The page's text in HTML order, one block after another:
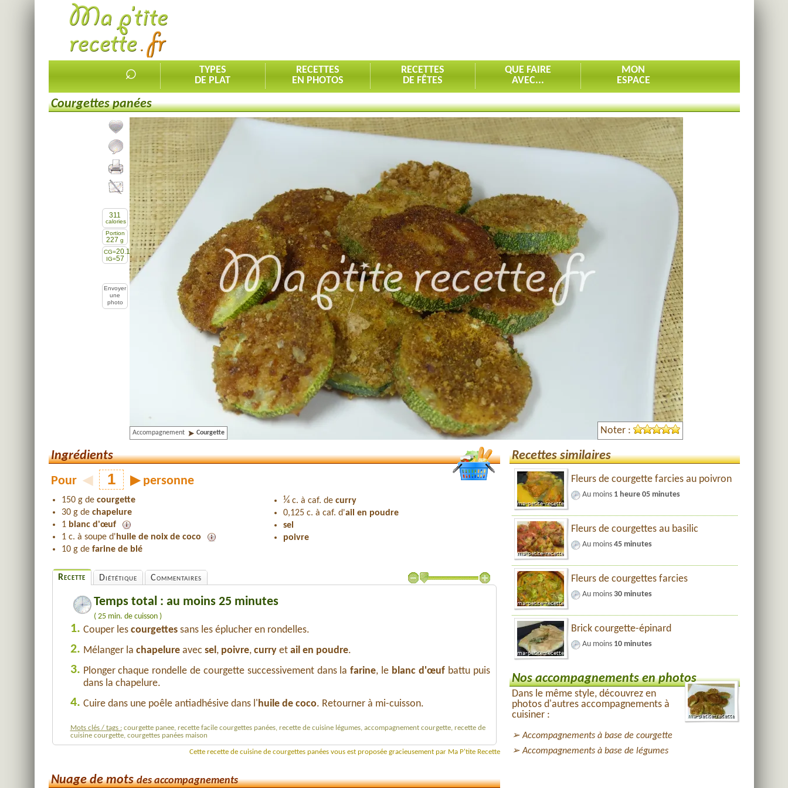
⌕
TYPES
DE PLAT
RECETTES
EN PHOTOS
RECETTES
DE FÊTES
QUE FAIRE
AVEC...
MON
ESPACE
Courgettes panées
Ajouter la recette à mes favorites
Commenter, noter la recette
Imprimer la recette
Partager cette recette
311
calories
Portion
227 g
CG=20.1
IG=57
Envoyer
une
photo
Accompagnement Courgette Noter :
Ingrédients
Pour ◀ ▶ personne
150 g de courgette
30 g de chapelure
1 blanc d'œuf
1 c. à soupe d' huile de noix de coco
10 g de farine de blé
¼c. à caf. de curry
0,125 c. à caf. d'ail en poudre
sel
poivre
Recette Diététique Commentaires
Temps total : au moins 25 minutes
( 25 min. de cuisson )
1. Couper les courgettessans les éplucher en rondelles.
2. Mélanger la chapelureavec sel, poivre, curryet ail en poudre.
3. Plonger chaque rondelle de courgette successivement dans lafarine, le blanc d'œufbattu puis
dans la chapelure.
4. Cuire dans une poêle antiadhésive dans l'huile de coco. Retourner à mi-cuisson.
Mots clés / tags : courgette panee, recette facile courgettes panées, recette de cuisine légumes, accompagnement courgette, recette de
cuisine courgette, courgettes panées maison
Cette recette de cuisine de courgettes panées vous est proposée gracieusement par Ma P'tite Recette
Nuage de motsdes accompagnements
Recettes similaires
Fleurs de courgette farcies au poivron
Au moins 1 heure 05 minutes
Fleurs de courgettes au basilic
Au moins 45 minutes
Fleurs de courgettes farcies
Au moins 30 minutes
Brick courgette-épinard
Au moins 10 minutes
Nos accompagnements en photos
Dans le même style, découvrez en
photos d'autres accompagnements à
cuisiner :
Accompagnements à base de courgette
Accompagnements à base de légumes